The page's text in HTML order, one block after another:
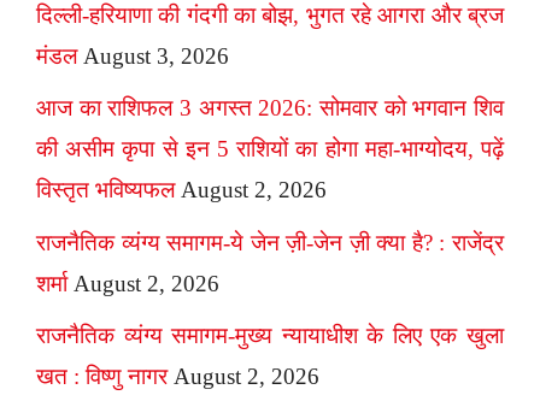
दिल्ली-हरियाणा की गंदगी का बोझ, भुगत रहे आगरा और ब्रज
मंडल August 3, 2026
आज का राशिफल 3 अगस्त 2026: सोमवार को भगवान शिव
की असीम कृपा से इन 5 राशियों का होगा महा-भाग्योदय, पढ़ें
विस्तृत भविष्यफल August 2, 2026
राजनैतिक व्यंग्य समागम-ये जेन ज़ी-जेन ज़ी क्या है? : राजेंद्र
शर्मा August 2, 2026
राजनैतिक व्यंग्य समागम-मुख्य न्यायाधीश के लिए एक खुला
खत : विष्णु नागर August 2, 2026